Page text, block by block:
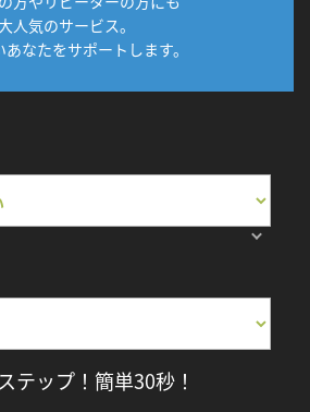
人気のサービス。
なたをサポートします。
テップ！簡単30秒！